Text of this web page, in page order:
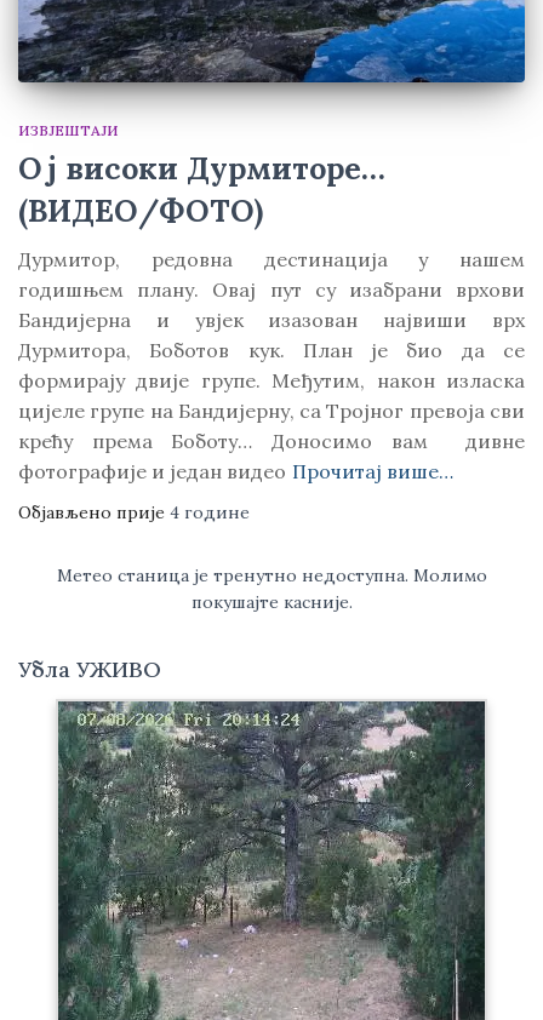
ИЗВЈЕШТАЈИ
Ој високи Дурмиторе…
(ВИДЕО/ФОТО)
Дурмитор, редовна дестинација у нашем
годишњем плану. Овај пут су изабрани врхови
Бандијерна и увјек изазован највиши врх
Дурмитора, Боботов кук. План је био да се
формирају двије групе. Међутим, након изласка
цијеле групе на Бандијерну, са Тројног превоја сви
крећу према Боботу… Доносимо вам дивне
фотографије и један видео Прочитај више…
Објављено прије 4 године
Метео станица је тренутно недоступна. Молимо
покушајте касније.
Убла УЖИВО